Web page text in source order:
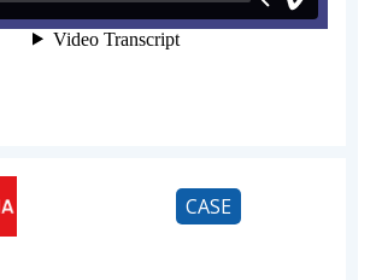
CASE